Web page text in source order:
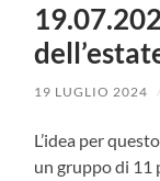
19 LUGLIO 2024 /
L’idea per
un gruppo di 11